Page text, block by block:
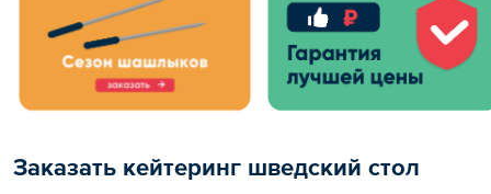
Заказать кейтеринг шведский стол